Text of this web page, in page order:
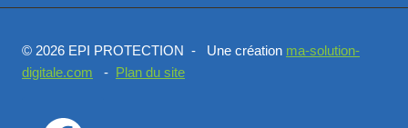
© 2026 EPI PROTECTION - Une création ma-solution-
digitale.com - Plan du site